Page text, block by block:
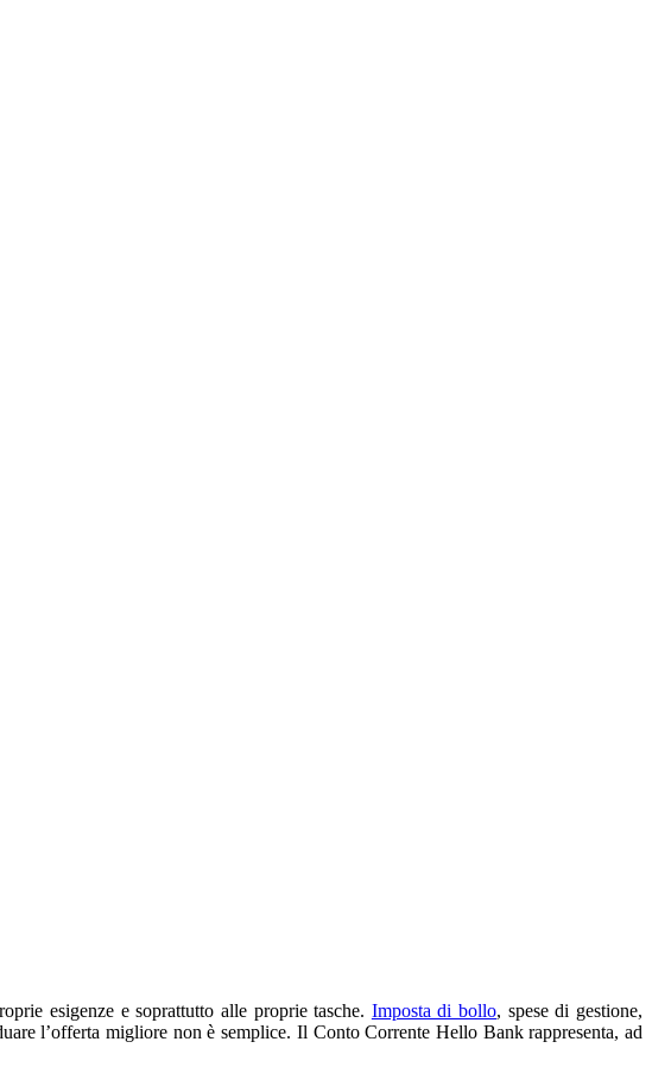
esigenze e soprattutto alle proprie tasche. Imposta di bollo, spese di gestione,
l’offerta migliore non è semplice. Il Conto Corrente Hello Bank rappresenta, ad